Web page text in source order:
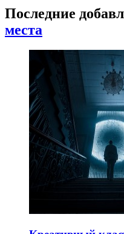
Последние
места